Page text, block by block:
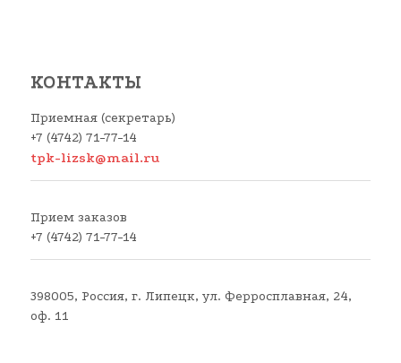
КОНТАКТЫ
Приемная (секретарь)
+7 (4742) 71-77-14
tpk-lizsk@mail.ru
Прием заказов
+7 (4742) 71-77-14
398005, Россия, г. Липецк, ул. Ферросплавная, 24,
оф. 11